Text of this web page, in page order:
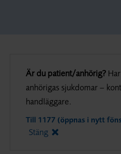
Är du patient/anhörig?
anhörigas sjukdomar –
handläggare.
Till 1177 (öppnas i nytt
Stäng